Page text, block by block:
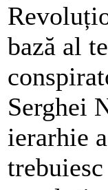
bază al
Serghei
ierarhie